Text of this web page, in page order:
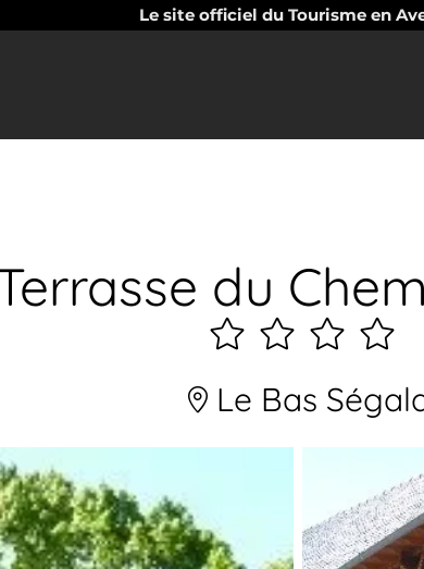
Le site officiel du Tourisme en
du
4
étoiles
Le Bas